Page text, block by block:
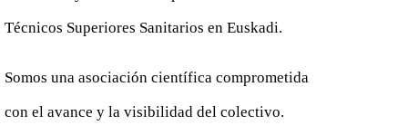
Técnicos Superiores Sanitarios en Euskadi.
Somos una asociación científica comprometida
con el avance y la visibilidad del colectivo.